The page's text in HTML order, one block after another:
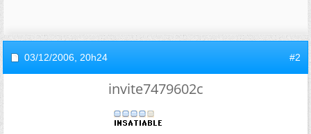
03/12/2006, 20h24 #2
invite7479602c